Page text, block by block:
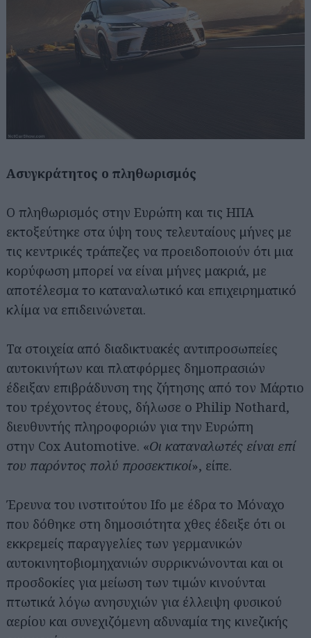
Ασυγκράτητος ο πληθωρισμός
Ο πληθωρισμός στην Ευρώπη και τις ΗΠΑ
εκτοξεύτηκε στα ύψη τους τελευταίους μήνες με
τις κεντρικές τράπεζες να προειδοποιούν ότι μια
κορύφωση μπορεί να είναι μήνες μακριά, με
αποτέλεσμα το καταναλωτικό και επιχειρηματικό
κλίμα να επιδεινώνεται.
Τα στοιχεία από διαδικτυακές αντιπροσωπείες
αυτοκινήτων και πλατφόρμες δημοπρασιών
έδειξαν επιβράδυνση της ζήτησης από τον Μάρτιο
του τρέχοντος έτους, δήλωσε ο Philip Nothard,
διευθυντής πληροφοριών για την Ευρώπη
στην Cox Automotive. «Οι καταναλωτές είναι επί
του παρόντος πολύ προσεκτικοί», είπε.
Έρευνα του ινστιτούτου Ifo με έδρα το Μόναχο
που δόθηκε στη δημοσιότητα χθες έδειξε ότι οι
εκκρεμείς παραγγελίες των γερμανικών
αυτοκινητοβιομηχανιών συρρικνώνονται και οι
προσδοκίες για μείωση των τιμών κινούνται
πτωτικά λόγω ανησυχιών για έλλειψη φυσικού
αερίου και συνεχιζόμενη αδυναμία της κινεζικής
Αναζήτηση
για...